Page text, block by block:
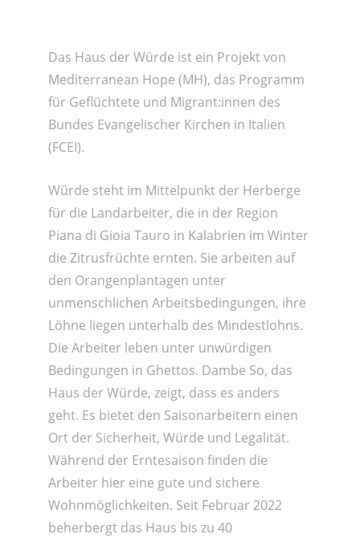
Das Haus der Würde ist ein Projekt von
Mediterranean Hope (MH), das Programm
für Geflüchtete und Migrant:innen des
Bundes Evangelischer Kirchen in Italien
(FCEI).
Würde steht im Mittelpunkt der Herberge
für die Landarbeiter, die in der Region
Piana di Gioia Tauro in Kalabrien im Winter
die Zitrusfrüchte ernten. Sie arbeiten auf
den Orangenplantagen unter
unmenschlichen Arbeitsbedingungen, ihre
Löhne liegen unterhalb des Mindestlohns.
Die Arbeiter leben unter unwürdigen
Bedingungen in Ghettos. Dambe So, das
Haus der Würde, zeigt, dass es anders
geht. Es bietet den Saisonarbeitern einen
Ort der Sicherheit, Würde und Legalität.
Während der Erntesaison finden die
Arbeiter hier eine gute und sichere
Wohnmöglichkeiten. Seit Februar 2022
beherbergt das Haus bis zu 40